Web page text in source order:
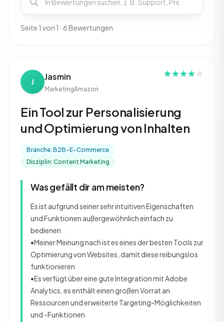
Seite 1 von 1 · 6 Bewertungen
J Jasmin
MarketingAmazon
Ein Tool zur Personalisierung
und Optimierung von Inhalten
Branche: B2B-E-Commerce
Disziplin: Content Marketing
Was gefällt dir am meisten?
Es ist aufgrund seiner sehr intuitiven Eigenschaften
und Funktionen außergewöhnlich einfach zu
bedienen
•Meiner Meinung nach ist es eines der besten Tools zur
Optimierung von Websites, damit diese reibungslos
funktionieren
•Es verfügt über eine gute Integration mit Adobe
Analytics, es enthält einen großen Vorrat an
Ressourcen und erweiterte Targeting-Möglichkeiten
und -Funktionen